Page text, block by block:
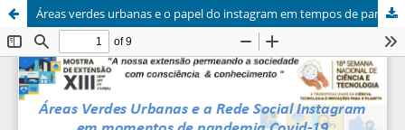
Áreas verdes urbanas e o papel do instagram em tempos de pandemia